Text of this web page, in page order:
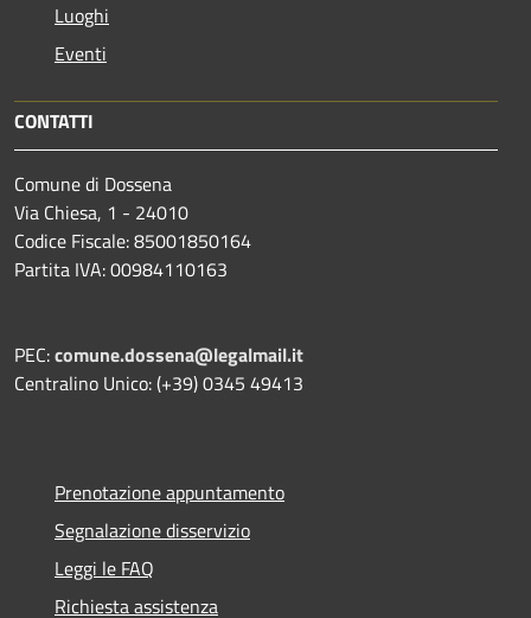
Luoghi
Eventi
CONTATTI
Comune di Dossena
Via Chiesa, 1 - 24010
Codice Fiscale: 85001850164
Partita IVA: 00984110163
PEC:comune.dossena@legalmail.it
Centralino Unico: (+39) 0345 49413
Prenotazione appuntamento
Segnalazione disservizio
Leggi le FAQ
Richiesta assistenza